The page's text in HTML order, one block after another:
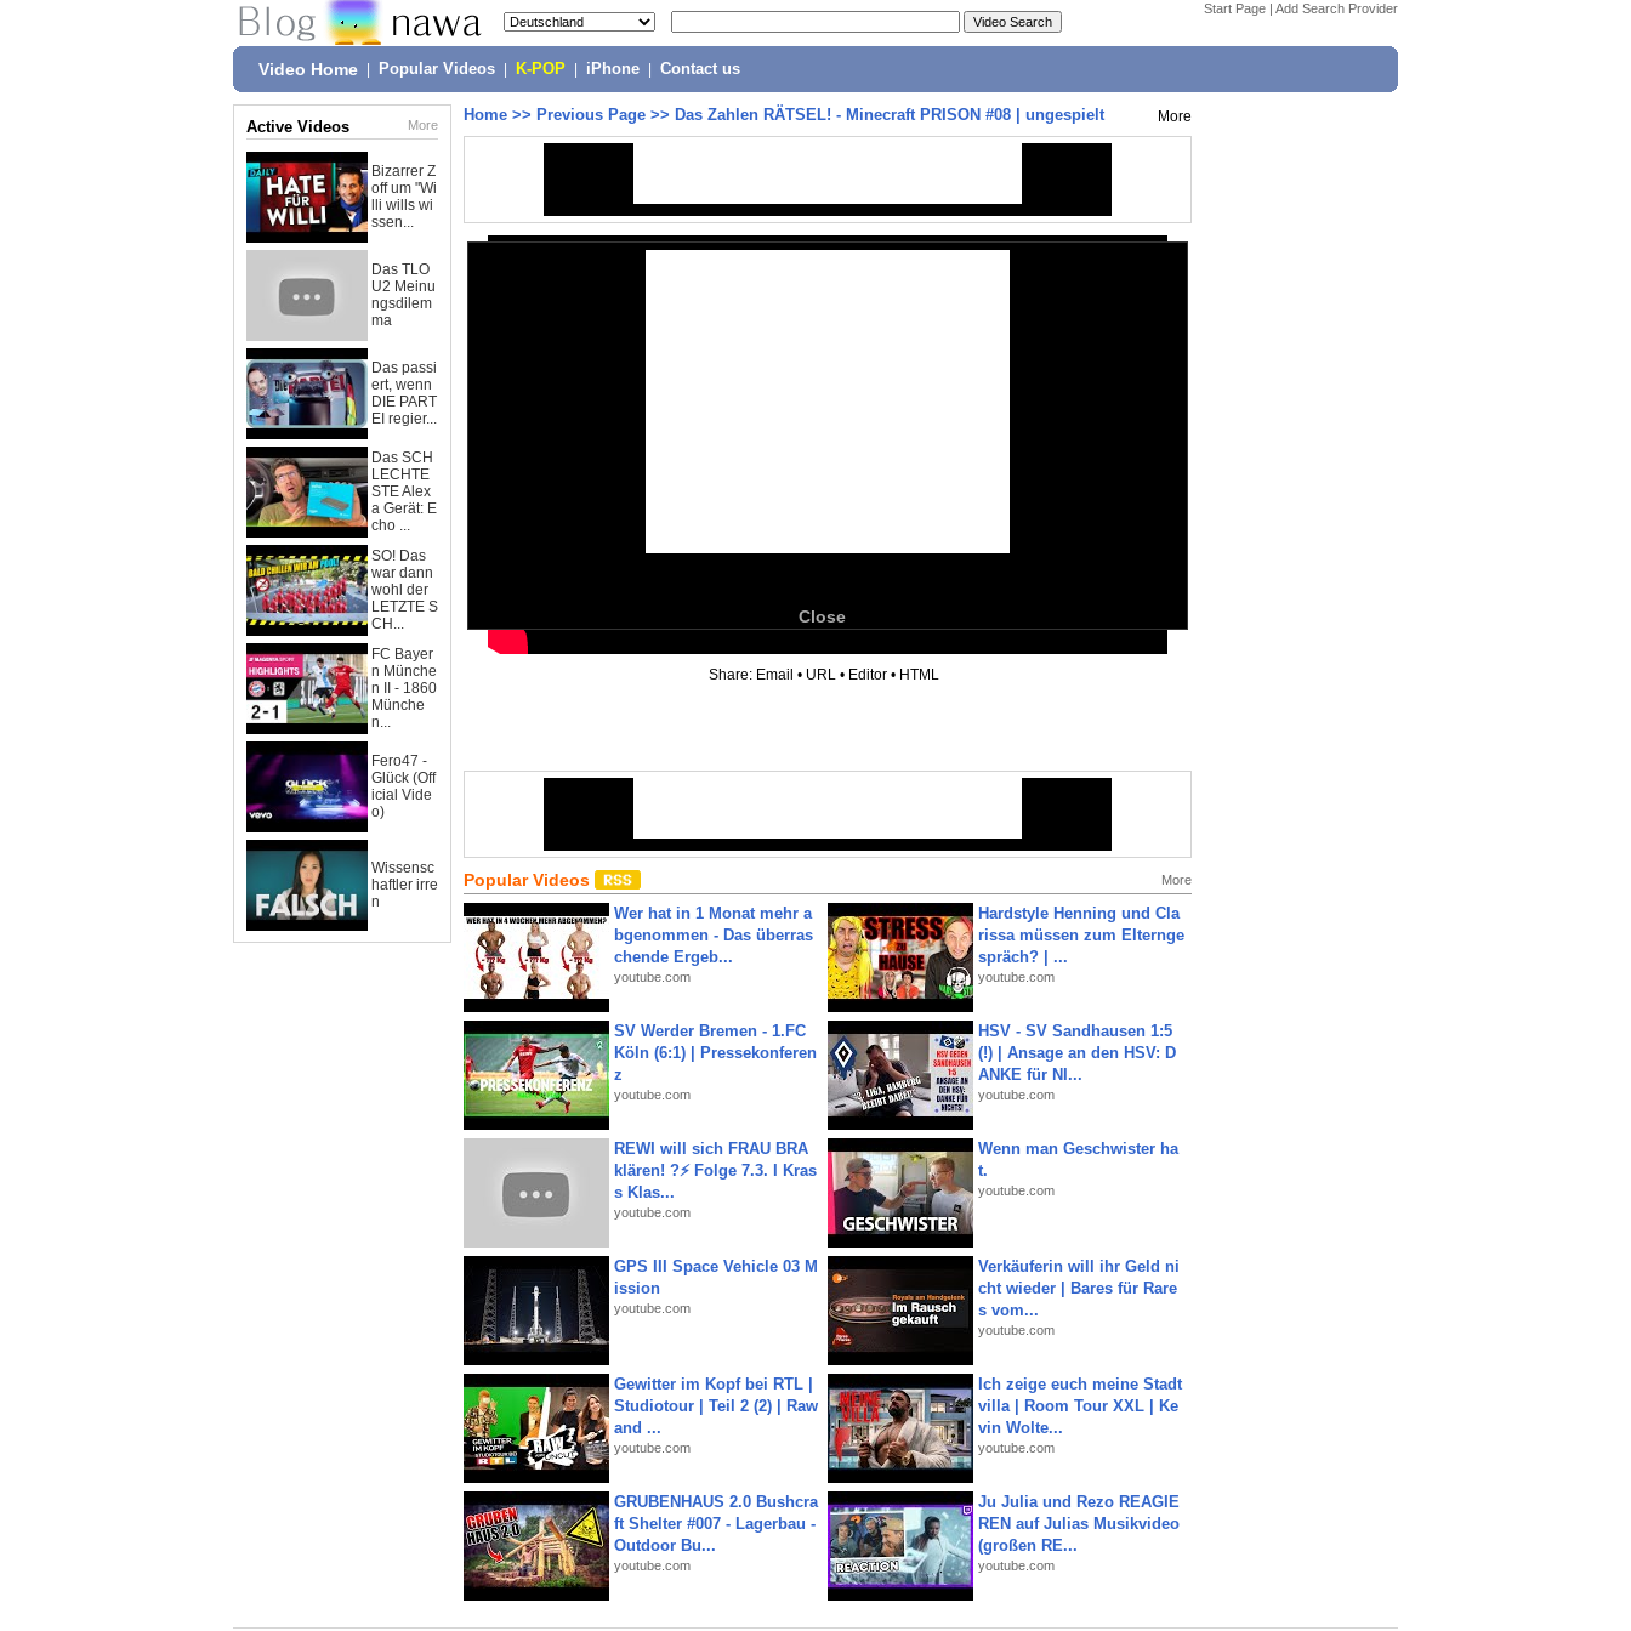
Start Page | Add Search Provider
Video Home Popular Videos K-POP iPhone Contact us
Active Videos More
Bizarrer Z
off um "Wi
lli wills wi
ssen...
Das TLO
U2 Meinu
ngsdilem
ma
Das passi
ert, wenn
DIE PART
EI regier...
Das SCH
LECHTE
STE Alex
a Gerät: E
cho ...
SO! Das
war dann
wohl der
LETZTE S
CH...
FC Bayer
n Münche
n II - 1860
Münche
n...
Fero47 -
Glück (Off
icial Vide
o)
Wissensc
haftler irre
n
Home >> Previous Page >> Das Zahlen RÄTSEL! - Minecraft PRISON #08 | ungespielt More
Close
Share: Email • URL • Editor • HTML
Popular Videos More
Wer hat in 1 Monat mehr a
bgenommen - Das überras
chende Ergeb...
youtube.com
Hardstyle Henning und Cla
rissa müssen zum Elternge
spräch? | ...
youtube.com
SV Werder Bremen - 1.FC
Köln (6:1) | Pressekonferen
z
youtube.com
HSV - SV Sandhausen 1:5
(!) | Ansage an den HSV: D
ANKE für NI...
youtube.com
REWI will sich FRAU BRA
klären! ?⚡️ Folge 7.3. I Kras
s Klas...
youtube.com
Wenn man Geschwister ha
t.
youtube.com
GPS III Space Vehicle 03 M
ission
youtube.com
Verkäuferin will ihr Geld ni
cht wieder | Bares für Rare
s vom...
youtube.com
Gewitter im Kopf bei RTL |
Studiotour | Teil 2 (2) | Raw
and ...
youtube.com
Ich zeige euch meine Stadt
villa | Room Tour XXL | Ke
vin Wolte...
youtube.com
GRUBENHAUS 2.0 Bushcra
ft Shelter #007 - Lagerbau -
Outdoor Bu...
youtube.com
Ju Julia und Rezo REAGIE
REN auf Julias Musikvideo
(großen RE...
youtube.com